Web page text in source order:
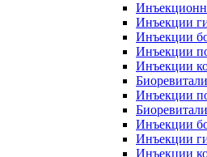
Инъекции
Инъекции
Инъекции
Инъекции
Инъекции
Инъекции
Инъекции
Инъекции